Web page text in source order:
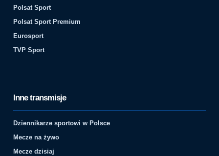
Polsat Sport
Polsat Sport Premium
Eurosport
TVP Sport
Inne transmisje
Dziennikarze sportowi w Polsce
Mecze na żywo
Mecze dzisiaj